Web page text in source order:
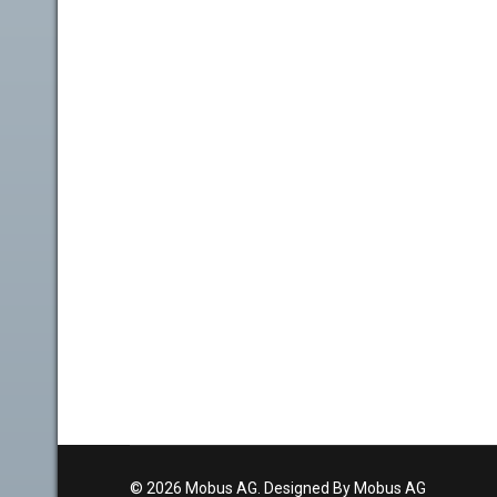
© 2026 Mobus AG. Designed By Mobus AG